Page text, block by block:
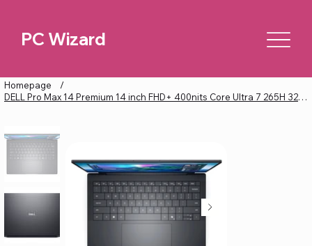
PC Wizard
Homepage
/
DELL Pro Max 14 Premium 14 inch FHD+ 400nits Core Ultra 7 265H 32GB 1TB SSD RTX